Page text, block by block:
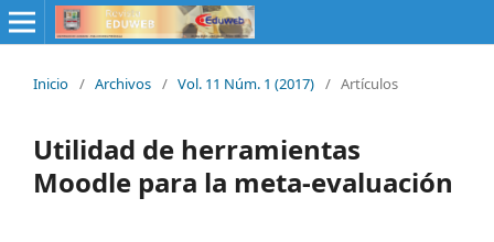
Inicio / Archivos / Vol. 11 Núm. 1 (2017) / Artículos
Utilidad de herramientas
Moodle para la meta-evaluación